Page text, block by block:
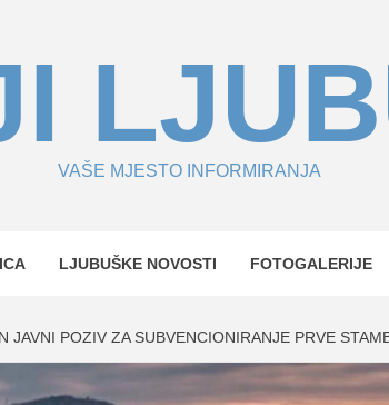
VAŠE MJESTO INFORMIRANJA
LJUBUŠKE NOVOSTI FOTOGALERIJE
JAVNI POZIV ZA SUBVENCIONIRANJE PRVE